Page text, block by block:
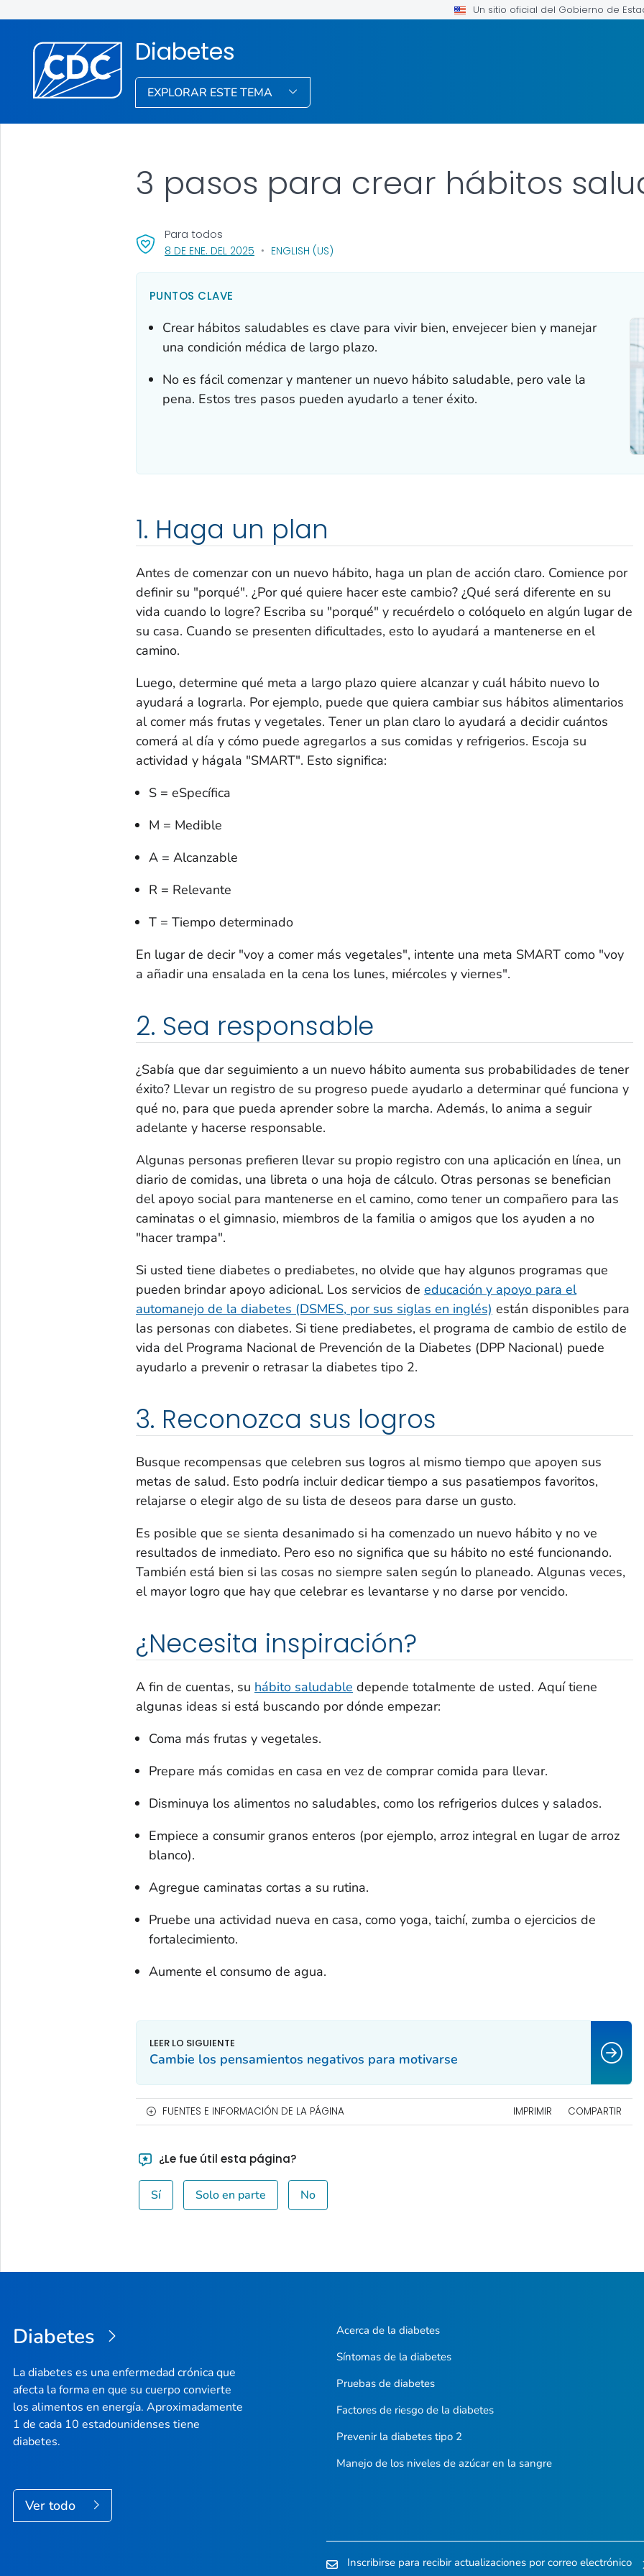
Un sitio oficial del Gobierno de
Diabetes
EXPLORAR ESTE TEMA
3 pasos para crear hábitos
8 DE ENE. DEL 2025, VISIT LINK FOR DETAILS.
ENGLISH (US)
Para todos
PUNTOS CLAVE
Crear hábitos saludables es clave para vivir bien, envejecer bien y manejar
una condición médica de largo plazo.
No es fácil comenzar y mantener un nuevo hábito saludable, pero vale la
pena. Estos tres pasos pueden ayudarlo a tener éxito.
1. Haga un plan
Antes de comenzar con un nuevo hábito, haga un plan de acción claro. Comience por
definir su "porqué". ¿Por qué quiere hacer este cambio? ¿Qué será diferente en su
vida cuando lo logre? Escriba su "porqué" y recuérdelo o colóquelo en algún lugar de
su casa. Cuando se presenten dificultades, esto lo ayudará a mantenerse en el
camino.
Luego, determine qué meta a largo plazo quiere alcanzar y cuál hábito nuevo lo
ayudará a lograrla. Por ejemplo, puede que quiera cambiar sus hábitos alimentarios
al comer más frutas y vegetales. Tener un plan claro lo ayudará a decidir cuántos
comerá al día y cómo puede agregarlos a sus comidas y refrigerios. Escoja su
actividad y hágala "SMART". Esto significa:
S = eSpecífica
M = Medible
A = Alcanzable
R = Relevante
T = Tiempo determinado
En lugar de decir "voy a comer más vegetales", intente una meta SMART como "voy
a añadir una ensalada en la cena los lunes, miércoles y viernes".
2. Sea responsable
¿Sabía que dar seguimiento a un nuevo hábito aumenta sus probabilidades de tener
éxito? Llevar un registro de su progreso puede ayudarlo a determinar qué funciona y
qué no, para que pueda aprender sobre la marcha. Además, lo anima a seguir
adelante y hacerse responsable.
Algunas personas prefieren llevar su propio registro con una aplicación en línea, un
diario de comidas, una libreta o una hoja de cálculo. Otras personas se benefician
del apoyo social para mantenerse en el camino, como tener un compañero para las
caminatas o el gimnasio, miembros de la familia o amigos que los ayuden a no
"hacer trampa".
Si usted tiene diabetes o prediabetes, no olvide que hay algunos programas que
pueden brindar apoyo adicional. Los servicios de educación y apoyo para el
automanejo de la diabetes (DSMES, por sus siglas en inglés) están disponibles para
las personas con diabetes. Si tiene prediabetes, el programa de cambio de estilo de
vida del Programa Nacional de Prevención de la Diabetes (DPP Nacional) puede
ayudarlo a prevenir o retrasar la diabetes tipo 2.
3. Reconozca sus logros
Busque recompensas que celebren sus logros al mismo tiempo que apoyen sus
metas de salud. Esto podría incluir dedicar tiempo a sus pasatiempos favoritos,
relajarse o elegir algo de su lista de deseos para darse un gusto.
Es posible que se sienta desanimado si ha comenzado un nuevo hábito y no ve
resultados de inmediato. Pero eso no significa que su hábito no esté funcionando.
También está bien si las cosas no siempre salen según lo planeado. Algunas veces,
el mayor logro que hay que celebrar es levantarse y no darse por vencido.
¿Necesita inspiración?
A fin de cuentas, su hábito saludable depende totalmente de usted. Aquí tiene
algunas ideas si está buscando por dónde empezar:
Coma más frutas y vegetales.
Prepare más comidas en casa en vez de comprar comida para llevar.
Disminuya los alimentos no saludables, como los refrigerios dulces y salados.
Empiece a consumir granos enteros (por ejemplo, arroz integral en lugar de arroz
blanco).
Agregue caminatas cortas a su rutina.
Pruebe una actividad nueva en casa, como yoga, taichí, zumba o ejercicios de
fortalecimiento.
Aumente el consumo de agua.
Cambie los pensamientos negativos para motivarse
FUENTES E INFORMACIÓN DE LA PÁGINA IMPRIMIR COMPARTIR
¿Le fue útil esta página?
Sí Solo en parte No
Diabetes
La diabetes es una enfermedad crónica que
afecta la forma en que su cuerpo convierte
los alimentos en energía. Aproximadamente
1 de cada 10 estadounidenses tiene
diabetes.
Ver todo
Acerca de la diabetes
Síntomas de la diabetes
Pruebas de diabetes
Factores de riesgo de la diabetes
Prevenir la diabetes tipo 2
Manejo de los niveles de azúcar en la sangre
Inscribirse para recibir actualizaciones por correo electrónico